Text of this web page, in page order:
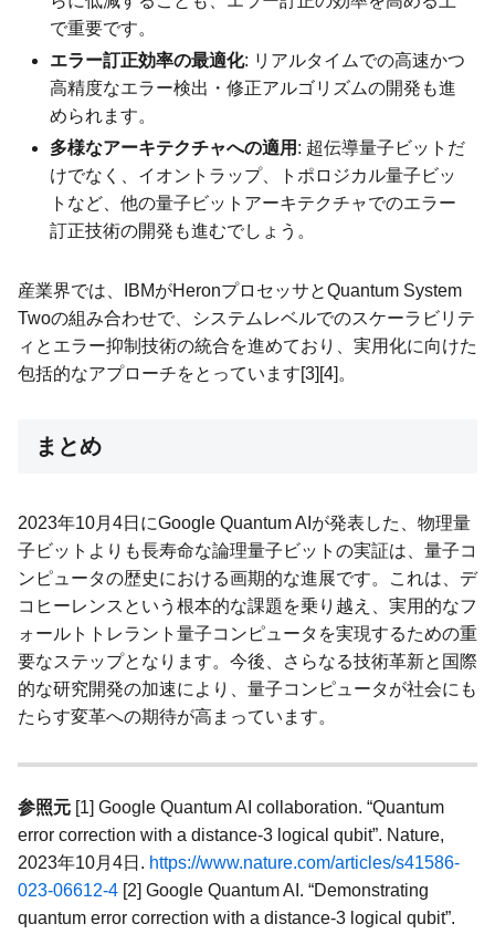
で重要です。
エラー訂正効率の最適化: リアルタイムでの高速かつ
高精度なエラー検出・修正アルゴリズムの開発も進
められます。
多様なアーキテクチャへの適用 : 超伝導量子ビットだ
けでなく、イオントラップ、トポロジカル量子ビッ
トなど、他の量子ビットアーキテクチャでのエラー
訂正技術の開発も進むでしょう。
産業界では、IBMがHeronプロセッサとQuantum System
Twoの組み合わせで、システムレベルでのスケーラビリテ
ィとエラー抑制技術の統合を進めており、実用化に向けた
包括的なアプローチをとっています[3][4]。
まとめ
2023年10月4日にGoogle Quantum AIが発表した、物理量
子ビットよりも長寿命な論理量子ビットの実証は、量子コ
ンピュータの歴史における画期的な進展です。これは、デ
コヒーレンスという根本的な課題を乗り越え、実用的なフ
ォールトトレラント量子コンピュータを実現するための重
要なステップとなります。今後、さらなる技術革新と国際
的な研究開発の加速により、量子コンピュータが社会にも
たらす変革への期待が高まっています。
参照元 [1] Google Quantum AI collaboration. “Quantum
error correction with a distance-3 logical qubit”. Nature,
2023年10月4日. https://www.nature.com/articles/s41586-
023-06612-4 [2] Google Quantum AI. “Demonstrating
quantum error correction with a distance-3 logical qubit”.